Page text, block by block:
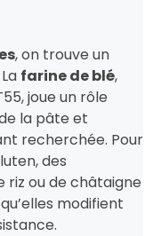
, on trouve un
farine de blé,
joue un rôle
la pâte et
recherchée. Pour
des
ou de châtaigne
modifient